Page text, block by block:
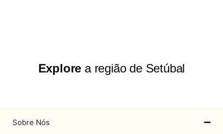
Explore a região de Setúbal
Sobre Nós